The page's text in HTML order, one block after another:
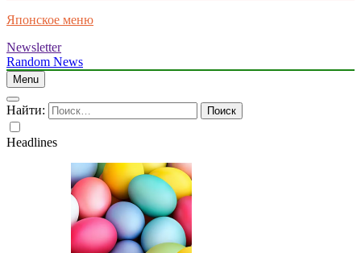
Японское меню
Newsletter
Random News
Menu
Найти:
Headlines